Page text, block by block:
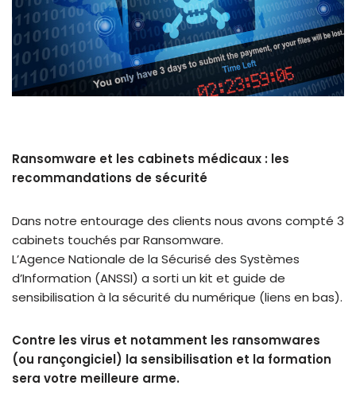
Ransomware et les cabinets médicaux : les
recommandations de sécurité
Dans notre entourage des clients nous avons compté 3
cabinets touchés par Ransomware.
L’Agence Nationale de la Sécurisé des Systèmes
d’Information (ANSSI) a sorti un kit et guide de
sensibilisation à la sécurité du numérique (liens en bas).
Contre les virus et notamment les ransomwares
(ou rançongiciel) la sensibilisation et la formation
sera votre meilleure arme.